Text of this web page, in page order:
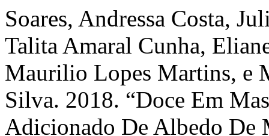
Soares, Andressa Costa,
Talita Amaral Cunha,
Maurilio Lopes Martins, e
Silva. 2018. “Doce Em
Adicionado De Albedo De